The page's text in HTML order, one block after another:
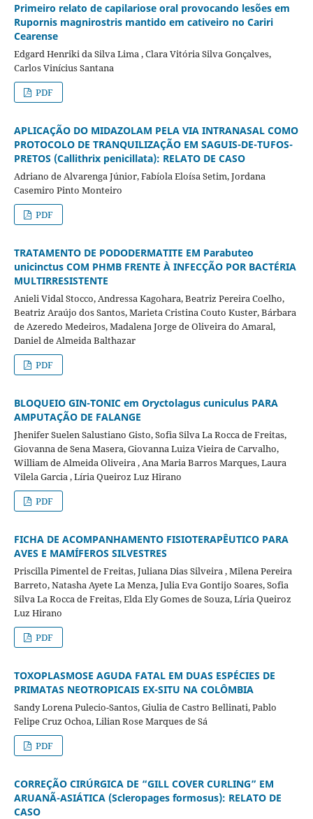
Primeiro relato de capilariose oral provocando lesões em
Rupornis magnirostris mantido em cativeiro no Cariri
Cearense
Edgard Henriki da Silva Lima , Clara Vitória Silva Gonçalves,
Carlos Vinícius Santana
PDF
APLICAÇÃO DO MIDAZOLAM PELA VIA INTRANASAL COMO
PROTOCOLO DE TRANQUILIZAÇÃO EM SAGUIS-DE-TUFOS-
PRETOS (Callithrix penicillata): RELATO DE CASO
Adriano de Alvarenga Júnior, Fabíola Eloísa Setim, Jordana
Casemiro Pinto Monteiro
PDF
TRATAMENTO DE PODODERMATITE EM Parabuteo
unicinctus COM PHMB FRENTE À INFECÇÃO POR BACTÉRIA
MULTIRRESISTENTE
Anieli Vidal Stocco, Andressa Kagohara, Beatriz Pereira Coelho,
Beatriz Araújo dos Santos, Marieta Cristina Couto Kuster, Bárbara
de Azeredo Medeiros, Madalena Jorge de Oliveira do Amaral,
Daniel de Almeida Balthazar
PDF
BLOQUEIO GIN-TONIC em Oryctolagus cuniculus PARA
AMPUTAÇÃO DE FALANGE
Jhenifer Suelen Salustiano Gisto, Sofia Silva La Rocca de Freitas,
Giovanna de Sena Masera, Giovanna Luiza Vieira de Carvalho,
William de Almeida Oliveira , Ana Maria Barros Marques, Laura
Vilela Garcia , Líria Queiroz Luz Hirano
PDF
FICHA DE ACOMPANHAMENTO FISIOTERAPÊUTICO PARA
AVES E MAMÍFEROS SILVESTRES
Priscilla Pimentel de Freitas, Juliana Dias Silveira , Milena Pereira
Barreto, Natasha Ayete La Menza, Julia Eva Gontijo Soares, Sofia
Silva La Rocca de Freitas, Elda Ely Gomes de Souza, Líria Queiroz
Luz Hirano
PDF
TOXOPLASMOSE AGUDA FATAL EM DUAS ESPÉCIES DE
PRIMATAS NEOTROPICAIS EX-SITU NA COLÔMBIA
Sandy Lorena Pulecio-Santos, Giulia de Castro Bellinati, Pablo
Felipe Cruz Ochoa, Lilian Rose Marques de Sá
PDF
CORREÇÃO CIRÚRGICA DE “GILL COVER CURLING” EM
ARUANÃ-ASIÁTICA (Scleropages formosus): RELATO DE
CASO